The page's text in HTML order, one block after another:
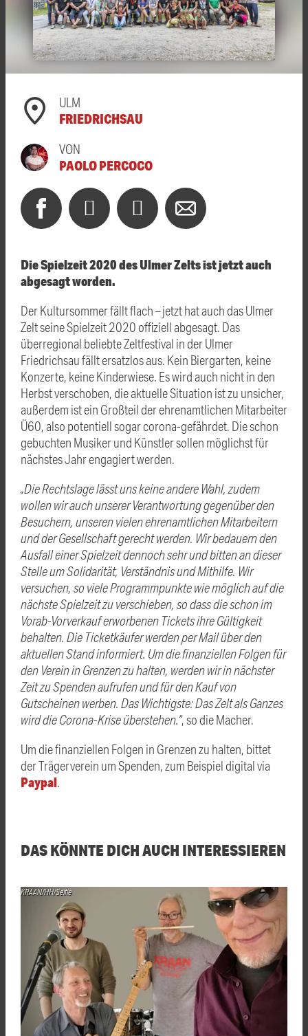
ULM
FRIEDRICHSAU
VON
PAOLO PERCOCO
Die Spielzeit 2020 des Ulmer Zelts ist jetzt auch
abgesagt worden.
Der Kultursommer fällt flach – jetzt hat auch das Ulmer
Zelt seine Spielzeit 2020 offiziell abgesagt. Das
überregional beliebte Zeltfestival in der Ulmer
Friedrichsau fällt ersatzlos aus. Kein Biergarten, keine
Konzerte, keine Kinderwiese. Es wird auch nicht in den
Herbst verschoben, die aktuelle Situation ist zu unsicher,
außerdem ist ein Großteil der ehrenamtlichen Mitarbeiter
Ü60, also potentiell sogar corona-gefährdet. Die schon
gebuchten Musiker und Künstler sollen möglichst für
nächstes Jahr engagiert werden.
„Die Rechtslage lässt uns keine andere Wahl, zudem
wollen wir auch unserer Verantwortung gegenüber den
Besuchern, unseren vielen ehrenamtlichen Mitarbeitern
und der Gesellschaft gerecht werden. Wir bedauern den
Ausfall einer Spielzeit dennoch sehr und bitten an dieser
Stelle um Solidarität, Verständnis und Mithilfe. Wir
versuchen, so viele Programmpunkte wie möglich auf die
nächste Spielzeit zu verschieben, so dass die schon im
Vorab-Vorverkauf erworbenen Tickets ihre Gültigkeit
behalten. Die Ticketkäufer werden per Mail über den
aktuellen Stand informiert. Um die finanziellen Folgen für
den Verein in Grenzen zu halten, werden wir in nächster
Zeit zu Spenden aufrufen und für den Kauf von
Gutscheinen werben. Das Wichtigste: Das Zelt als Ganzes
wird die Corona-Krise überstehen.“, so die Macher.
Um die finanziellen Folgen in Grenzen zu halten, bittet
der Trägerverein um Spenden, zum Beispiel digital via
Paypal.
DAS KÖNNTE DICH AUCH INTERESSIEREN
KRAAN/HH/Selfie